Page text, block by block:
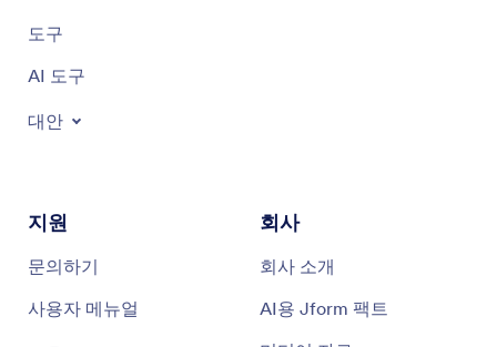
도구
AI 도구
대안
지원
문의하기
사용자 메뉴얼
회사
회사 소개
AI용 Jform 팩트